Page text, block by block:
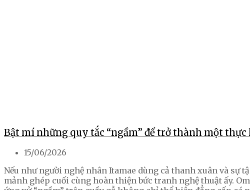
Bật mí những quy tắc “ngầm” để trở thành một
15/06/2026
Nếu như người nghệ nhân Itamae dùng cả thanh xuân và sự
mảnh ghép cuối cùng hoàn thiện bức tranh nghệ thuật ấy.